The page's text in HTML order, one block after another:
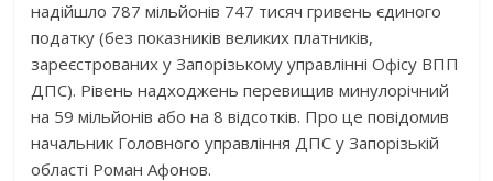
надійшло 787 мільйонів 747 тисяч гривень єдиного
податку (без показників великих платників,
зареєстрованих у Запорізькому управлінні Офісу ВПП
ДПС). Рівень надходжень перевищив минулорічний
на 59 мільйонів або на 8 відсотків. Про це повідомив
начальник Головного управління ДПС у Запорізькій
області Роман Афонов.